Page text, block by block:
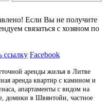
Если Вы не получите
связаться с хозяном по
ссылку Facebook
аренды жилья в Литве
аренда квартир с камином и
апартаменты с видом на
домики в Швянтойи, частное